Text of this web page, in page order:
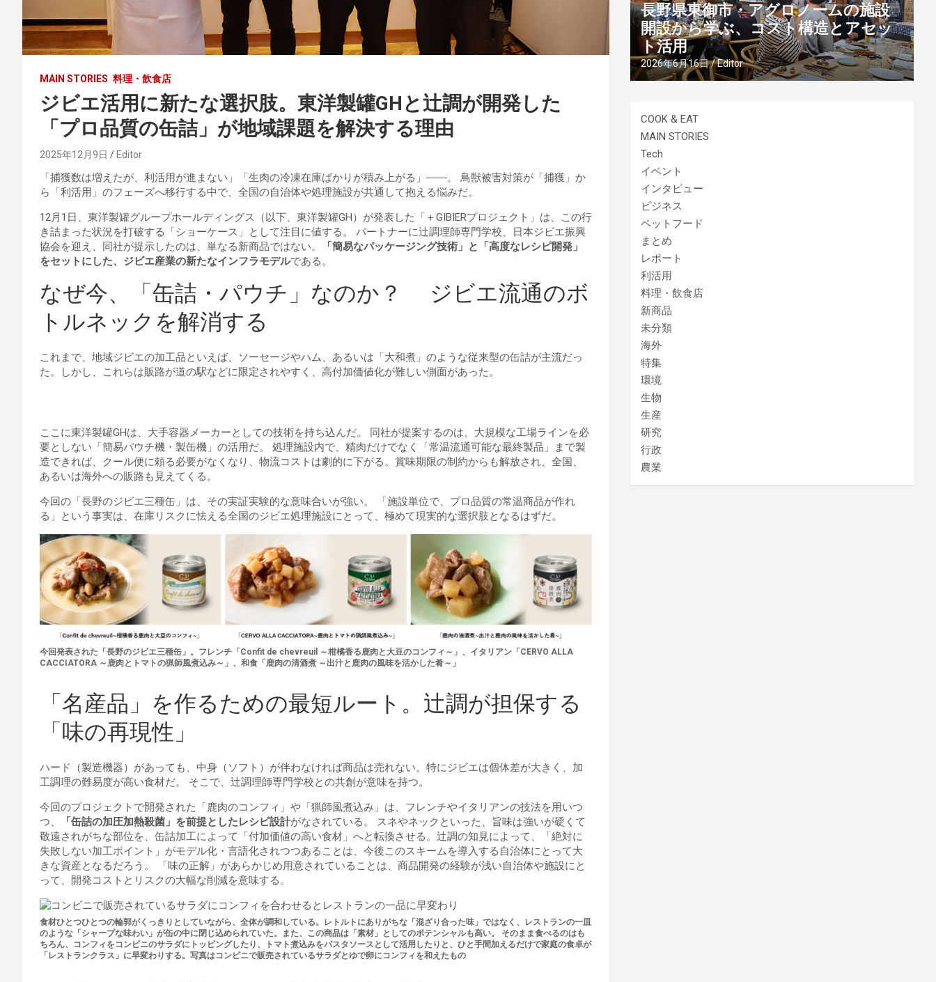
MAIN STORIES 料理・飲食店
ジビエ活用に新たな選択肢。東洋製罐GHと辻調が開発した
「プロ品質の缶詰」が地域課題を解決する理由
2025年12月9日 Editor
「捕獲数は増えたが、利活用が進まない」「生肉の冷凍在庫ばかりが積み上がる」――。 鳥獣被害対策が「捕獲」か
ら「利活用」のフェーズへ移行する中で、全国の自治体や処理施設が共通して抱える悩みだ。
12月1日、東洋製罐グループホールディングス（以下、東洋製罐GH）が発表した「＋GIBIERプロジェクト」は、この行
き詰まった状況を打破する「ショーケース」として注目に値する。 パートナーに辻調理師専門学校、日本ジビエ振興
協会を迎え、同社が提示したのは、単なる新商品ではない。
「簡易なパッケージング技術」と「高度なレシピ開発」
をセットにした、ジビエ産業の新たなインフラモデルである。
なぜ今、「缶詰・パウチ」なのか？ ジビエ流通のボ
トルネックを解消する
これまで、地域ジビエの加工品といえば、ソーセージやハム、あるいは「大和煮」のような従来型の缶詰が主流だっ
た。しかし、これらは販路が道の駅などに限定されやすく、高付加価値化が難しい側面があった。
ここに東洋製罐GHは、大手容器メーカーとしての技術を持ち込んだ。 同社が提案するのは、大規模な工場ラインを必
要としない「簡易パウチ機・製缶機」の活用だ。 処理施設内で、精肉だけでなく「常温流通可能な最終製品」まで製
造できれば、クール便に頼る必要がなくなり、物流コストは劇的に下がる。賞味期限の制約からも解放され、全国、
あるいは海外への販路も見えてくる。
今回の「長野のジビエ三種缶」は、その実証実験的な意味合いが強い。 「施設単位で、プロ品質の常温商品が作れ
る」という事実は、在庫リスクに怯える全国のジビエ処理施設にとって、極めて現実的な選択肢となるはずだ。
今回発表された「長野のジビエ三種缶」。フレンチ「Confit de chevreuil ～柑橘香る鹿肉と大豆のコンフィ～」、イタリアン「CERVO ALLA
CACCIATORA ～鹿肉とトマトの猟師風煮込み～」、和食「鹿肉の清酒煮 ～出汁と鹿肉の風味を活かした肴～」
「名産品」を作るための最短ルート。辻調が担保する
「味の再現性」
ハード（製造機器）があっても、中身（ソフト）が伴わなければ商品は売れない。特にジビエは個体差が大きく、加
工調理の難易度が高い食材だ。 そこで、辻調理師専門学校との共創が意味を持つ。
今回のプロジェクトで開発された「鹿肉のコンフィ」や「猟師風煮込み」は、フレンチやイタリアンの技法を用いつ
つ、
「缶詰の加圧加熱殺菌」を前提としたレシピ設計がなされている。 スネやネックといった、旨味は強いが硬くて
敬遠されがちな部位を、缶詰加工によって「付加価値の高い食材」へと転換させる。辻調の知見によって、「絶対に
失敗しない加工ポイント」がモデル化・言語化されつつあることは、今後このスキームを導入する自治体にとって大
きな資産となるだろう。 「味の正解」があらかじめ用意されていることは、商品開発の経験が浅い自治体や施設にと
って、開発コストとリスクの大幅な削減を意味する。
食材ひとつひとつの輪郭がくっきりとしていながら、全体が調和している。レトルトにありがちな「混ざり合った味」ではなく、レストランの一皿
のような「シャープな味わい」が缶の中に閉じ込められていた。また、この商品は「素材」としてのポテンシャルも高い。 そのまま食べるのはも
ちろん、コンフィをコンビニのサラダにトッピングしたり、トマト煮込みをパスタソースとして活用したりと、ひと手間加えるだけで家庭の食卓が
「レストランクラス」に早変わりする。写真はコンビニで販売されているサラダとゆで卵にコンフィを和えたもの
長野県東御市・アグロノームの施設
開設から学ぶ、コスト構造とアセッ
ト活用
2026年6月16日 Editor
COOK & EAT
MAIN STORIES
Tech
イベント
インタビュー
ビジネス
ペットフード
まとめ
レポート
利活用
料理・飲食店
新商品
未分類
海外
特集
環境
生物
生産
研究
行政
農業